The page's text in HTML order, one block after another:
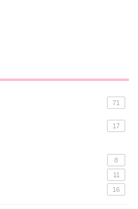
71
17
8
11
16